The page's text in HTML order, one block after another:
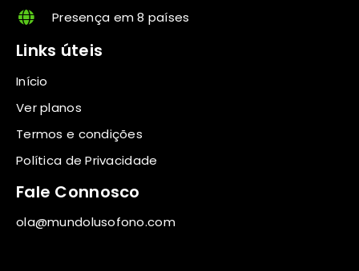
Presença em 8 países
Links úteis
Início
Ver planos
Termos e condições
Política de Privacidade
Fale Connosco
ola@mundolusofono.com